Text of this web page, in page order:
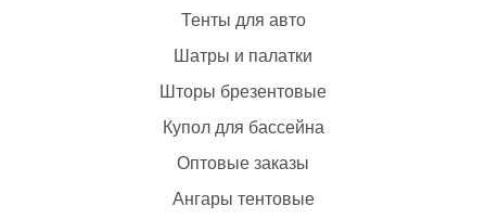
Тенты для авто
Шатры и палатки
Шторы брезентовые
Купол для бассейна
Оптовые заказы
Ангары тентовые